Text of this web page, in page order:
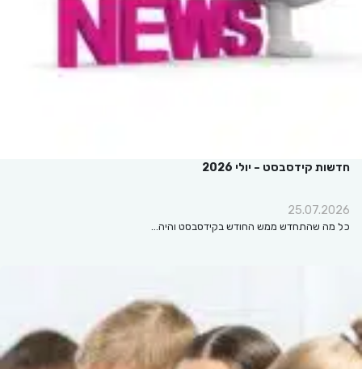
חדשות קידסבסט – יולי 2026
25.07.2026
כל מה שהתחדש ממש החודש בקידסבסט והיה…